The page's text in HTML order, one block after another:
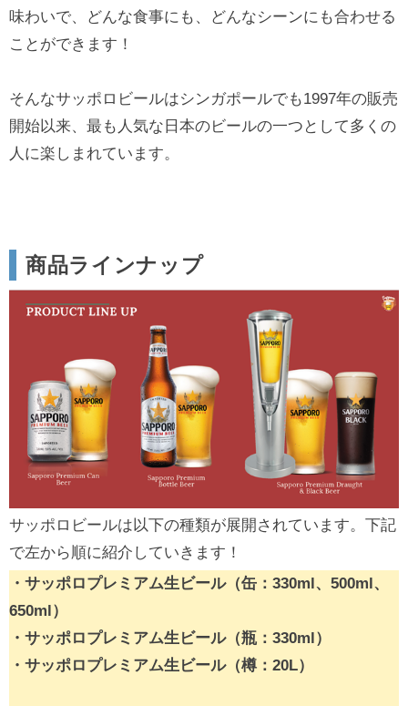
味わいで、どんな食事にも、どんなシーンにも合わせる
ことができます！
そんなサッポロビールはシンガポールでも1997年の販売
開始以来、最も人気な日本のビールの一つとして多くの
人に楽しまれています。
商品ラインナップ
サッポロビールは以下の種類が展開されています。下記
で左から順に紹介していきます！
・サッポロプレミアム生ビール（缶：330ml、500ml、
650ml）
・サッポロプレミアム生ビール（瓶：330ml）
・サッポロプレミアム生ビール（樽：20L）